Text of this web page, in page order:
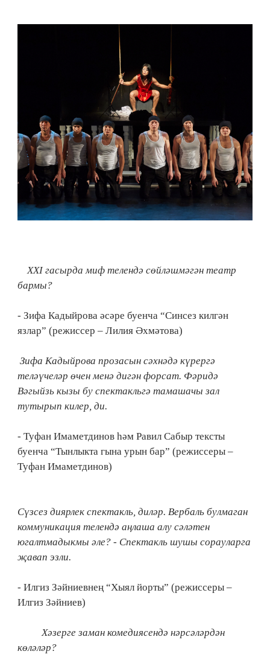
ХХI гасырда миф телендә сөйләшмәгән театр
бармы?
- Зифа Кадыйрова әсәре буенча “Синсез килгән
язлар” (режиссер – Лилия Әхмәтова)
Зифа Кадыйрова прозасын сәхнәдә күрергә
теләүчеләр өчен менә дигән форсат. Фәридә
Вәгыйзь кызы бу спектакльгә тамашачы зал
тутырып килер, ди.
- Туфан Имаметдинов һәм Равил Сабыр тексты
буенча “Тынлыкта гына урын бар” (режиссеры –
Туфан Имаметдинов)
Сүзсез диярлек спектакль, диләр. Вербаль булмаган
коммуникация телендә аңлаша алу сәләтен
югалтмадыкмы әле? - Спектакль шушы сорауларга
җавап эзли.
- Илгиз Зәйниевнең “Хыял йорты” (режиссеры –
Илгиз Зәйниев)
Хәзерге заман комедиясендә нәрсәләрдән
көләләр?